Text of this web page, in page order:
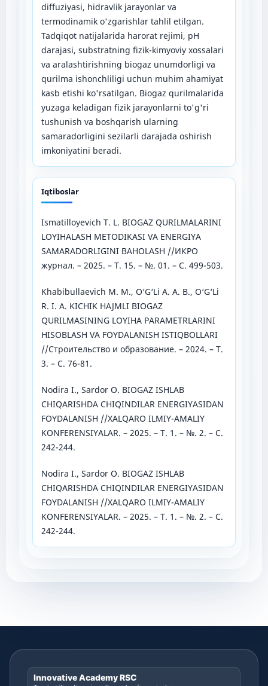
diffuziyasi, hidravlik jarayonlar va
termodinamik o'zgarishlar tahlil etilgan.
Tadqiqot natijalarida harorat rejimi, pH
darajasi, substratning fizik-kimyoviy xossalari
va aralashtirishning biogaz unumdorligi va
qurilma ishonchliligi uchun muhim ahamiyat
kasb etishi ko'rsatilgan. Biogaz qurilmalarida
yuzaga keladigan fizik jarayonlarni to'g'ri
tushunish va boshqarish ularning
samaradorligini sezilarli darajada oshirish
imkoniyatini beradi.
Iqtiboslar
Ismatilloyevich T. L. BIOGAZ QURILMALARINI
LOYIHALASH METODIKASI VA ENERGIYA
SAMARADORLIGINI BAHOLASH //ИКРО
журнал. – 2025. – Т. 15. – №. 01. – С. 499-503.
Khabibullaevich M. M., O‘G‘Li A. A. B., O‘G‘Li
R. I. A. KICHIK HAJMLI BIOGAZ
QURILMASINING LOYIHA PARAMETRLARINI
HISOBLASH VA FOYDALANISH ISTIQBOLLARI
//Строительство и образование. – 2024. – Т.
3. – С. 76-81.
Nodira I., Sardor O. BIOGAZ ISHLAB
CHIQARISHDA CHIQINDILAR ENERGIYASIDAN
FOYDALANISH //XALQARO ILMIY-AMALIY
KONFERENSIYALAR. – 2025. – Т. 1. – №. 2. – С.
242-244.
Nodira I., Sardor O. BIOGAZ ISHLAB
CHIQARISHDA CHIQINDILAR ENERGIYASIDAN
FOYDALANISH //XALQARO ILMIY-AMALIY
KONFERENSIYALAR. – 2025. – Т. 1. – №. 2. – С.
242-244.
Innovative Academy RSC